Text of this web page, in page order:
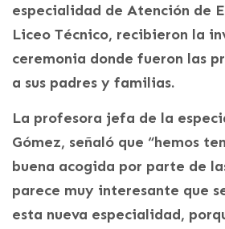
especialidad de Atención de
Liceo Técnico, recibieron la
ceremonia donde fueron las
a sus padres y familias.
La profesora jefa de la
Gómez, señaló que “hemos
buena acogida por parte de
parece muy interesante que
esta nueva especialidad,